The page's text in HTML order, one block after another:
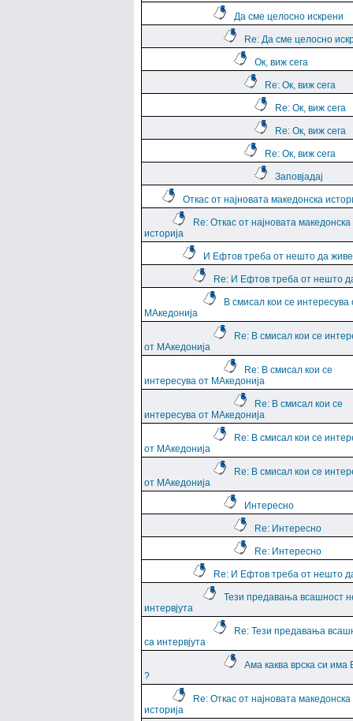
Да сме целосно искрени
Re: Да сме целосно
Ок, виж сега
Re: Ок, виж сега
Re: Ок, виж сега
Re: Ок, виж сега
Re: Ок, виж сега
Заповјадај
Откас от најновата македонска
Re: Откас от најновата македонска
историја
И Ефтов треба от нешто да
Re: И Ефтов треба от нешто
В смисал кои се интересува
МАкедонија
Re: В смисал кои се
от МАкедонија
Re: В смисал кои се
интересува от МАкедонија
Re: В смисал кои се
интересува от МАкедонија
Re: В смисал кои се
от МАкедонија
Re: В смисал кои се
от МАкедонија
Интересно
Re: Интересно
Re: Интересно
Re: И Ефтов треба от нешто
Тези предавања всашност
интервјута
Re: Тези предавања
са интервјута
Ама каква врска си има
?
Re: Откас от најновата македонска
историја